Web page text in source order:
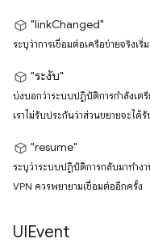
"linkChanged"
ระบุว่าการเชื่อมต่อเครือข่ายจริง
"ระงับ"
บ่งบอกว่าระบบปฏิบัติการกำลังเต
เราไม่รับประกันว่าส่วนขยายจะไ
"resume"
ระบุว่าระบบปฏิบัติการกลับมาทำง
VPN ควรพยายามเชื่อมต่ออีกครั้ง
UIEvent